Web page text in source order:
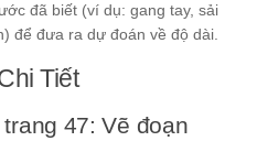
đã biết (ví dụ: gang tay, sải
để đưa ra dự đoán về độ dài.
Tiết
47: Vẽ đoạn